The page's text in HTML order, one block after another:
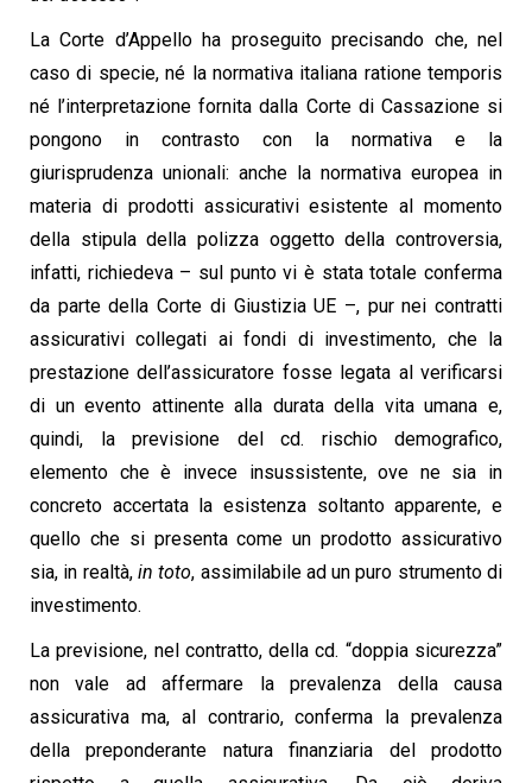
La Corte d’Appello ha proseguito precisando che, nel
caso di specie, né la normativa italiana ratione temporis
né l’interpretazione fornita dalla Corte di Cassazione si
pongono in contrasto con la normativa e la
giurisprudenza unionali: anche la normativa europea in
materia di prodotti assicurativi esistente al momento
della stipula della polizza oggetto della controversia,
infatti, richiedeva – sul punto vi è stata totale conferma
da parte della Corte di Giustizia UE –, pur nei contratti
assicurativi collegati ai fondi di investimento, che la
prestazione dell’assicuratore fosse legata al verificarsi
di un evento attinente alla durata della vita umana e,
quindi, la previsione del cd. rischio demografico,
elemento che è invece insussistente, ove ne sia in
concreto accertata la esistenza soltanto apparente, e
quello che si presenta come un prodotto assicurativo
sia, in realtà, in toto, assimilabile ad un puro strumento di
investimento.
La previsione, nel contratto, della cd. “doppia sicurezza”
non vale ad affermare la prevalenza della causa
assicurativa ma, al contrario, conferma la prevalenza
della preponderante natura finanziaria del prodotto